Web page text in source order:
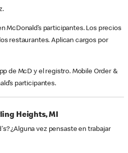
McDonald’s participantes. Los precios
restaurantes. Aplican cargos por
de McD y el registro. Mobile Order &
participantes.
Heights, MI
¿Alguna vez pensaste en trabajar